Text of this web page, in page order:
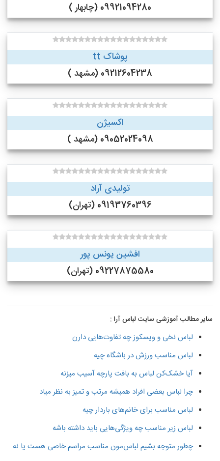
09921094280 (چابهار )
پوشاک tt
09212604238 (مشهد )
اکسیژن
09052024098 (مشهد )
تولیدی آراد
09193760396 (تهران)
افشین یونس پور
09227875580 (تهران)
سایر مطالب آموزشی سایت لباس آرا :
لباس نخی و ویسکوز چه تفاوت‌هایی دارن
لباس مناسب ورزش در باشگاه چیه
آیا خشک‌کن لباس به بافت پارچه آسیب میزنه
چرا لباس بعضی افراد همیشه مرتب و تمیز به نظر میاد
لباس مناسب برای خانم‌های باردار چیه
لباس زیر مناسب چه ویژگی‌هایی باید داشته باشه
چطور متوجه بشیم لباس‌مون مناسب مراسم خاصی هست یا نه